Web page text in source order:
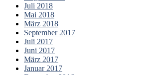
Juli 2018
Mai 2018
März 2018
September 2017
Juli 2017
Juni 2017
März 2017
Januar 2017